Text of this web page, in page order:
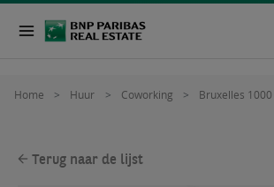
Home Huur Coworking Bruxelles 1000
Terug naar de lijst